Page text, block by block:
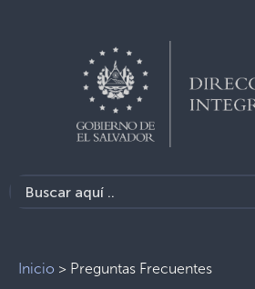
Inicio > Preguntas Frecuentes